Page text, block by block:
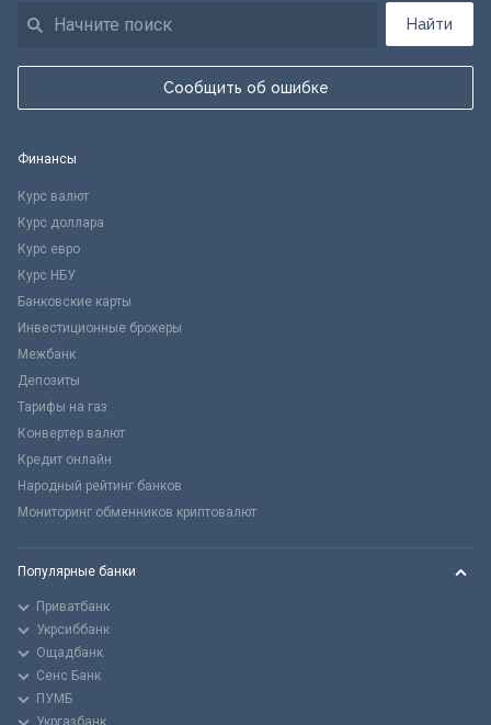
Найти
Сообщить об ошибке
Финансы
Курс валют
Курс доллара
Курс евро
Курс НБУ
Банковские карты
Инвестиционные брокеры
Межбанк
Депозиты
Тарифы на газ
Конвертер валют
Кредит онлайн
Народный рейтинг банков
Мониторинг обменников криптовалют
Популярные банки
Приватбанк
Укрсиббанк
Ощадбанк
Сенс Банк
ПУМБ
Укргазбанк